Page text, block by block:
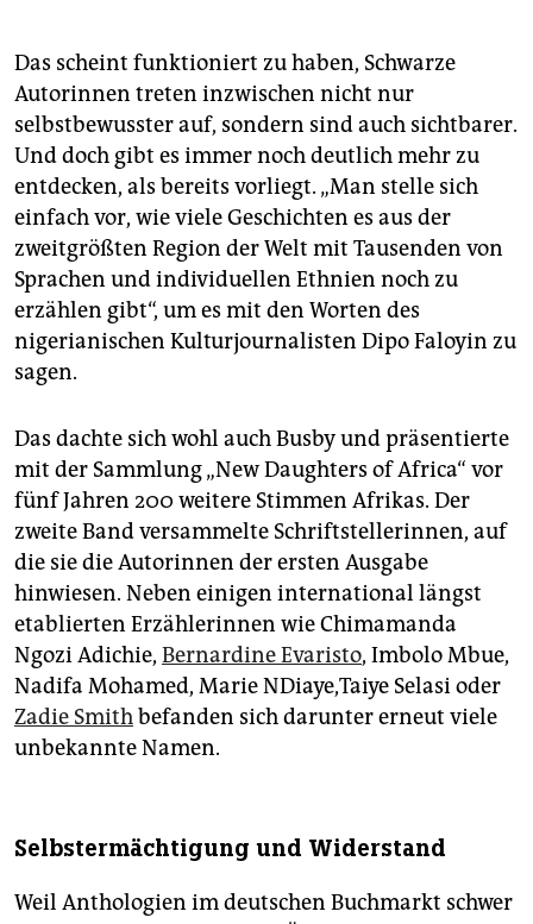
Seiten, 19 Euro
Das scheint funktioniert zu haben, Schwarze
Autorinnen treten inzwischen nicht nur
selbstbewusster auf, sondern sind auch sichtbarer.
Und doch gibt es immer noch deutlich mehr zu
entdecken, als bereits vorliegt. „Man stelle sich
einfach vor, wie viele Geschichten es aus der
zweitgrößten Region der Welt mit Tausenden von
Sprachen und individuellen Ethnien noch zu
erzählen gibt“, um es mit den Worten des
nigerianischen Kulturjournalisten Dipo Faloyin zu
sagen.
Das dachte sich wohl auch Busby und präsentierte
mit der Sammlung „New Daughters of Africa“ vor
fünf Jahren 200 weitere Stimmen Afrikas. Der
zweite Band versammelte Schriftstellerinnen, auf
die sie die Autorinnen der ersten Ausgabe
hinwiesen. Neben einigen international längst
etablierten Erzählerinnen wie Chimamanda
Ngozi Adichie, Bernardine Evaristo, Imbolo Mbue,
Nadifa Mohamed, Marie NDiaye,Taiye Selasi oder
Zadie Smithbefanden sich darunter erneut viele
unbekannte Namen.
Selbstermächtigung und Widerstand
Weil Anthologien im deutschen Buchmarkt schwer